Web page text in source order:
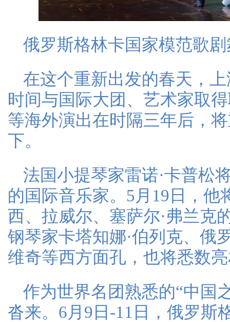
俄罗斯格林卡国家模范歌
在这个重新出发的春天，
时间与国际大团、艺术家取
等海外演出在时隔三年后，
下。
法国小提琴家雷诺·卡普松
的国际音乐家。5月19日，他
西、拉威尔、塞萨尔·弗兰克
钢琴家卡塔知娜·伯列克、俄
维奇等西方面孔，也将悉数
作为世界名团熟悉的“中国
沓来。6月9日-11日，俄罗斯